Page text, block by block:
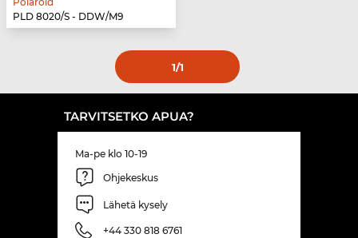
PLD 8020/S - DDW/M9
1/1
TARVITSETKO APUA?
Ma-pe klo 10-19
Ohjekeskus
Lähetä kysely
+44 330 818 6761